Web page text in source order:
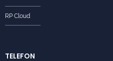
RP Cloud
TELEFON